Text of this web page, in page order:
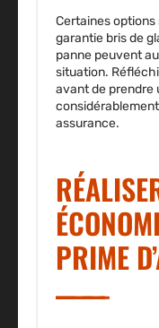
Certaines
garantie bris de
panne peuvent
situation.
avant de prendre
assurance.
PRIME